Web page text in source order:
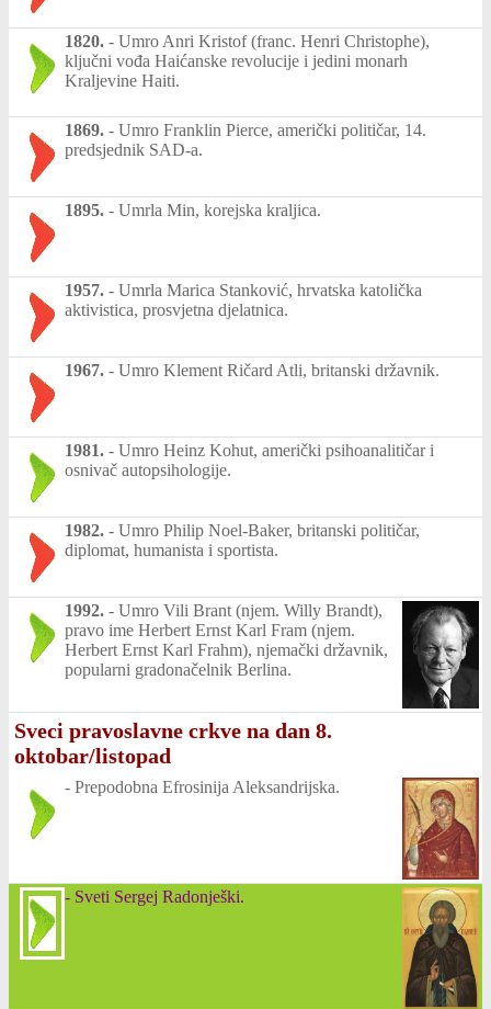
1820. - Umro Anri Kristof (franc. Henri Christophe),
ključni vođa Haićanske revolucije i jedini monarh
Kraljevine Haiti.
1869. - Umro Franklin Pierce, američki političar, 14.
predsjednik SAD-a.
1895. - Umrla Min, korejska kraljica.
1957. - Umrla Marica Stanković, hrvatska katolička
aktivistica, prosvjetna djelatnica.
1967. - Umro Klement Ričard Atli, britanski državnik.
1981. - Umro Heinz Kohut, američki psihoanalitičar i
osnivač autopsihologije.
1982. - Umro Philip Noel-Baker, britanski političar,
diplomat, humanista i sportista.
1992. - Umro Vili Brant (njem. Willy Brandt),
pravo ime Herbert Ernst Karl Fram (njem.
Herbert Ernst Karl Frahm), njemački državnik,
popularni gradonačelnik Berlina.
Sveci pravoslavne crkve na dan 8.
oktobar/listopad
- Prepodobna Efrosinija Aleksandrijska.
- Sveti Sergej Radonješki.